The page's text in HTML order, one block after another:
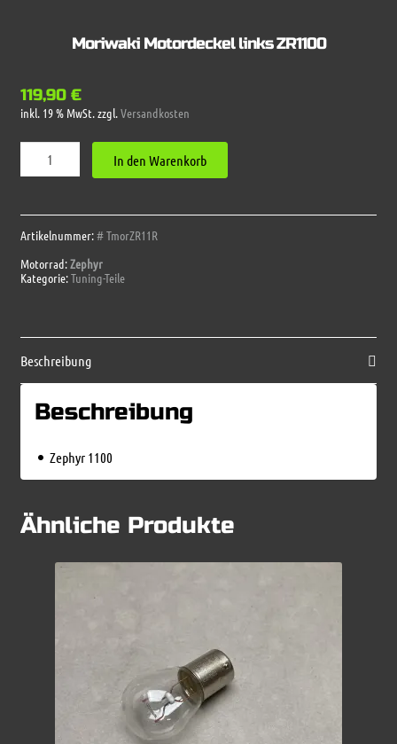
Moriwaki Motordeckel links ZR1100
119,90 €
inkl. 19 % MwSt.zzgl.Versandkosten
Motordeckel
Menge
In den Warenkorb
Artikelnummer:# TmorZR11R
Motorrad:Zephyr
Kategorie:Tuning-Teile
Beschreibung
Beschreibung
Zephyr 1100
Ähnliche Produkte